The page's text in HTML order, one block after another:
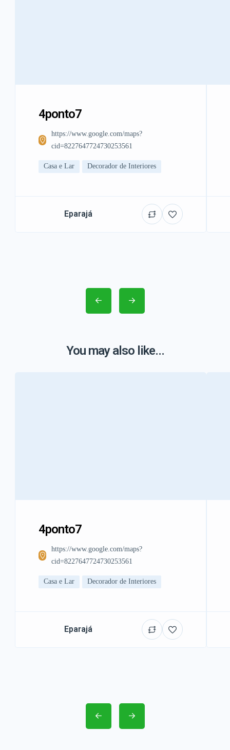
4ponto7
https://www.google.com/maps?
cid=8227647724730253561
Casa e Lar Decorador de Interiores
Eparajá
You may also like...
4ponto7
https://www.google.com/maps?
cid=8227647724730253561
Casa e Lar Decorador de Interiores
Eparajá